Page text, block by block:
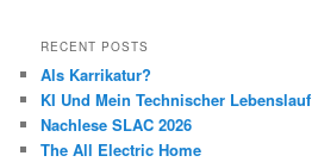
RECENT POSTS
Als Karrikatur?
KI Und Mein Technischer Lebenslauf
Nachlese SLAC 2026
The All Electric Home